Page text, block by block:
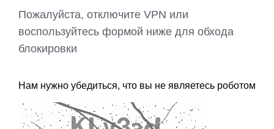
Пожалуйста, отключите VPN или
воспользуйтесь формой ниже для обхода
блокировки
Нам нужно убедиться, что вы не являетесь роботом